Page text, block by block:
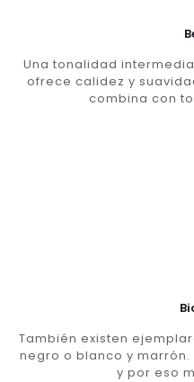
Una tonalidad
ofrece calidez y
combina con
También existen
negro o blanco y marrón.
y por eso